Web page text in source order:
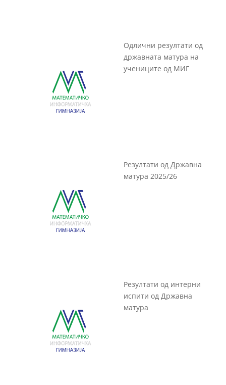
Одлични резултати од
државната матура на
учениците од МИГ
Резултати од Државна
матура 2025/26
Резултати од интерни
испити од Државна
матура